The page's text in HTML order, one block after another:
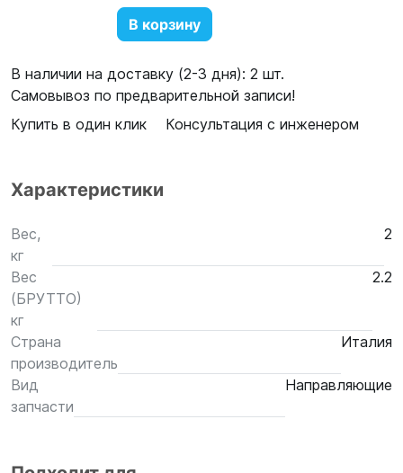
В корзину
В наличии на доставку (2-3 дня): 2 шт.
Самовывоз по предварительной записи!
Купить в один клик
Консультация с инженером
Характеристики
Вес,
кг
2
Вес
(БРУТТО)
кг
2.2
Страна
производитель
Италия
Вид
запчасти
Направляющие